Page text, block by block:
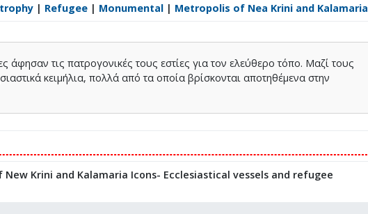
| Refugee | Monumental | Metropolis of Nea Krini and Kalamaria
άφησαν τις πατρογονικές τους εστίες για τον ελεύθερο τόπο. Μαζί τους
κειμήλια, πολλά από τα οποία βρίσκονται αποτηθέμενα στην
Krini and Kalamaria Icons- Ecclesiastical vessels and refugee